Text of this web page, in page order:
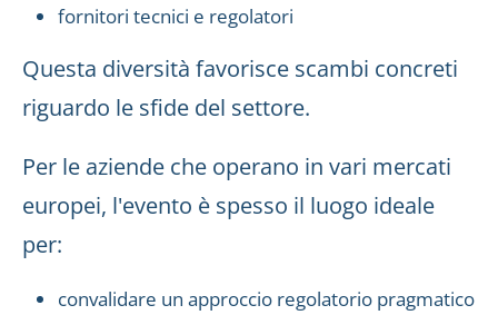
fornitori tecnici e regolatori
Questa diversità favorisce scambi concreti
riguardo le sfide del settore.
Per le aziende che operano in vari mercati
europei, l'evento è spesso il luogo ideale
per:
convalidare un approccio regolatorio pragmatico